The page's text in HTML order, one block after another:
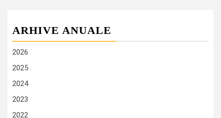
ARHIVE ANUALE
2026
2025
2024
2023
2022